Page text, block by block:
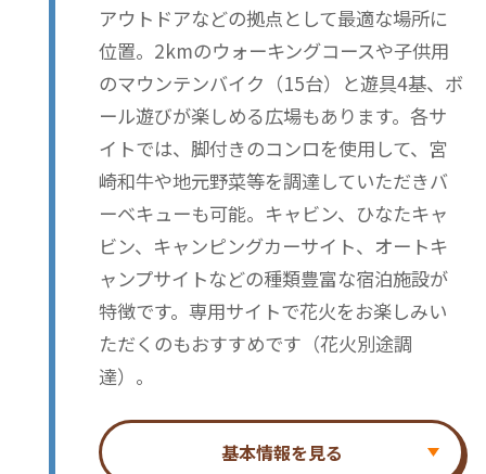
アウトドアなどの拠点として最適な場所に
位置。2kmのウォーキングコースや子供用
のマウンテンバイク（15台）と遊具4基、ボ
ール遊びが楽しめる広場もあります。各サ
イトでは、脚付きのコンロを使用して、宮
崎和牛や地元野菜等を調達していただきバ
ーベキューも可能。キャビン、ひなたキャ
ビン、キャンピングカーサイト、オートキ
ャンプサイトなどの種類豊富な宿泊施設が
特徴です。専用サイトで花火をお楽しみい
ただくのもおすすめです（花火別途調
達）。
基本情報を見る